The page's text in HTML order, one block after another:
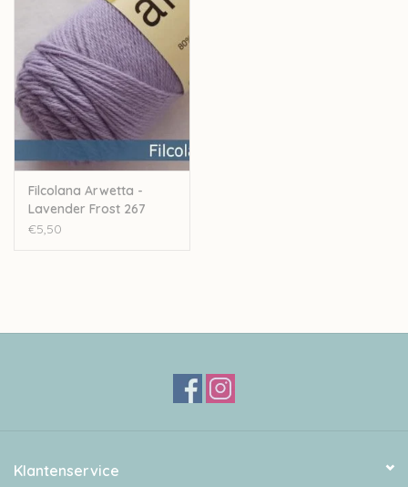
Filcolana Arwetta -
Lavender Frost 267
€5,50
Klantenservice